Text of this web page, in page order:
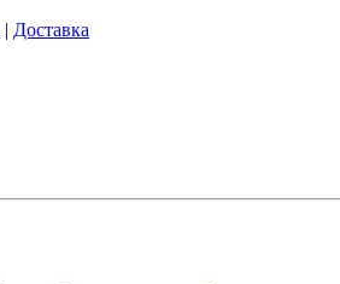
| Доставка